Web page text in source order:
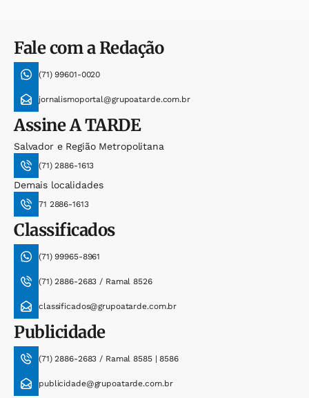
Fale com a Redação
(71) 99601-0020
jornalismoportal@grupoatarde.com.br
AssineA TARDE
Salvador e Região Metropolitana
(71) 2886-1613
Demais localidades
71 2886-1613
Classificados
(71) 99965-8961
(71) 2886-2683 / Ramal 8526
classificados@grupoatarde.com.br
Publicidade
(71) 2886-2683 / Ramal 8585 | 8586
publicidade@grupoatarde.com.br